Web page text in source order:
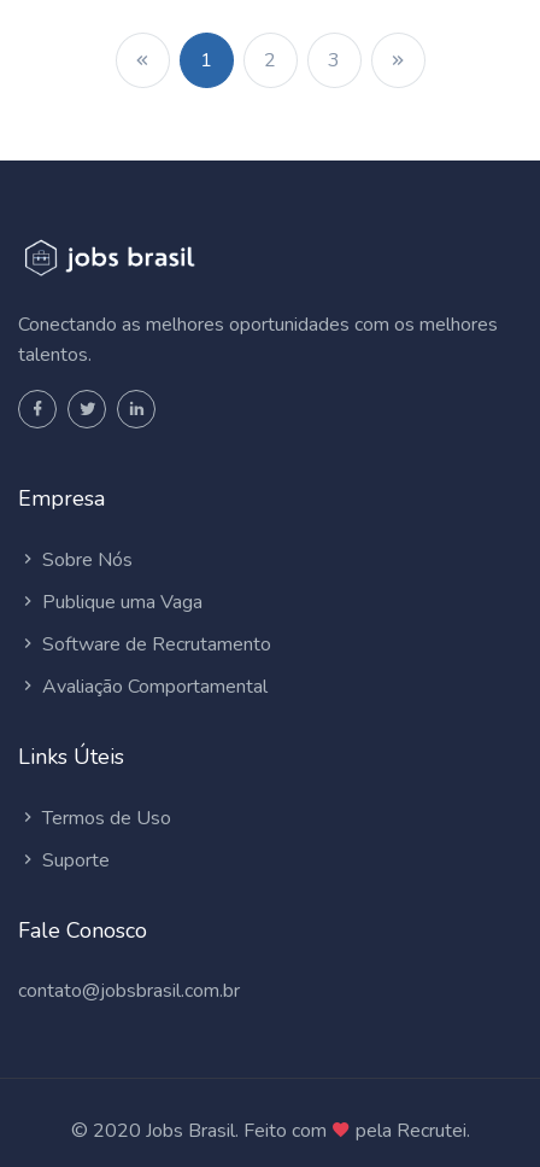
1 2 3
Conectando as melhores oportunidades com os melhores
talentos.
Empresa
Sobre Nós
Publique uma Vaga
Software de Recrutamento
Avaliação Comportamental
Links Úteis
Termos de Uso
Suporte
Fale Conosco
contato@jobsbrasil.com.br
© 2020 Jobs Brasil. Feito com pela Recrutei.